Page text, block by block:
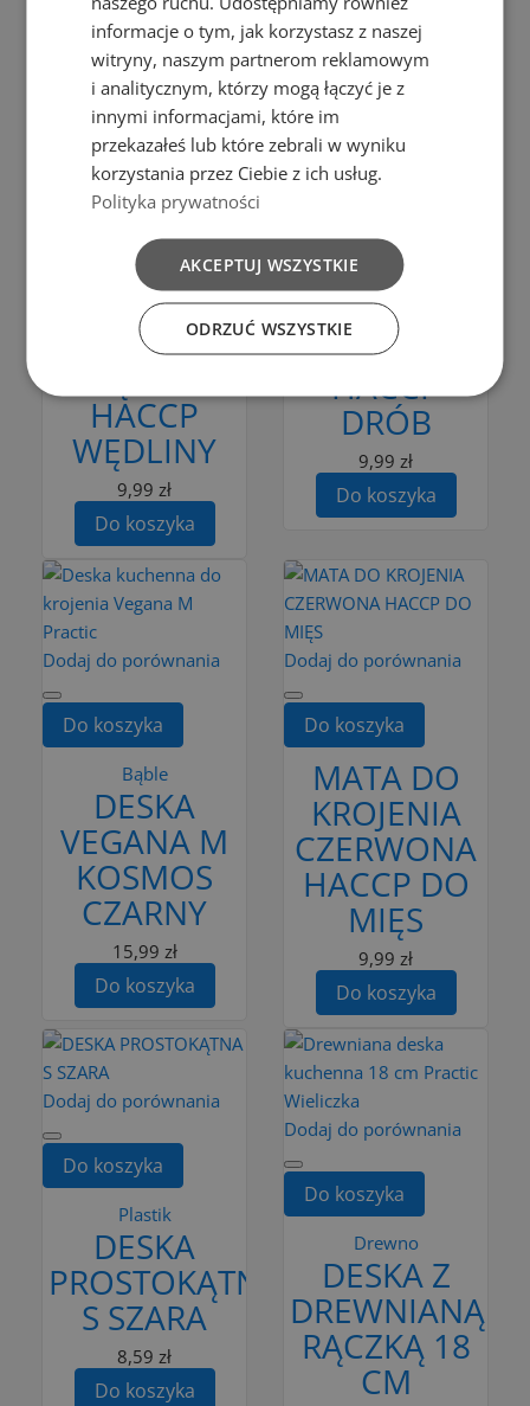
Do koszyka 19,99 zł
Do koszyka
Dodaj do porównania
Do koszyka
MATA DO
KROJENIA
HACCP
WĘDLINY
9,99 zł
Do koszyka
Dodaj do porównania
MATA DO
KROJENIA
ŻÓŁTA
HACCP
DRÓB
9,99 zł
Do koszyka
Dodaj do porównania
Do koszyka
Bąble
DESKA
VEGANA M
KOSMOS
CZARNY
15,99 zł
Do koszyka
Dodaj do porównania
Do koszyka
MATA DO
KROJENIA
CZERWONA
HACCP DO
MIĘS
9,99 zł
Do koszyka
Dodaj do porównania
Do koszyka
Plastik
DESKA
PROSTOKĄTNA
S SZARA
8,59 zł
Do koszyka
Dodaj do porównania
Do koszyka
Drewno
DESKA Z
DREWNIANĄ
RĄCZKĄ 18
CM
informacje o tym, jak korzystasz z naszej
witryny, naszym partnerom reklamowym
i analitycznym, którzy mogą łączyć je z
innymi informacjami, które im
przekazałeś lub które zebrali w wyniku
korzystania przez Ciebie z ich usług.
Polityka prywatności
AKCEPTUJ WSZYSTKIE
ODRZUĆ WSZYSTKIE